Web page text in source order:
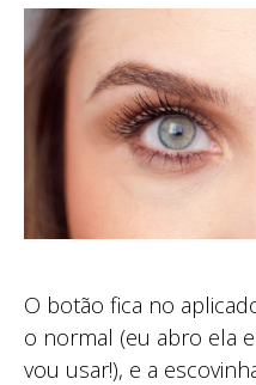
O botão fica no
o normal (eu abro ela
vou usar!), e a